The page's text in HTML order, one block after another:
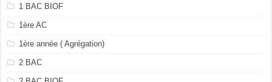
1 BAC BIOF
1ère AC
1ère année ( Agrégation)
2 BAC